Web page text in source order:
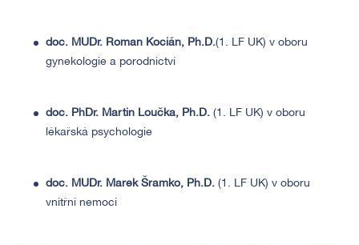
doc. MUDr. Roman Kocián, Ph.D.(1. LF UK) v oboru
gynekologie a porodnictví
doc. PhDr. Martin Loučka, Ph.D. (1. LF UK) v oboru
lékařská psychologie
doc. MUDr. Marek Šramko, Ph.D. (1. LF UK) v oboru
vnitřní nemoci